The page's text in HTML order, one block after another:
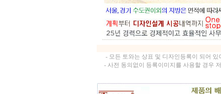
- 모든 토와는 상표 및 디자인등록이 되어
- 사전 동의없이 등록이미지를 사용할 경우